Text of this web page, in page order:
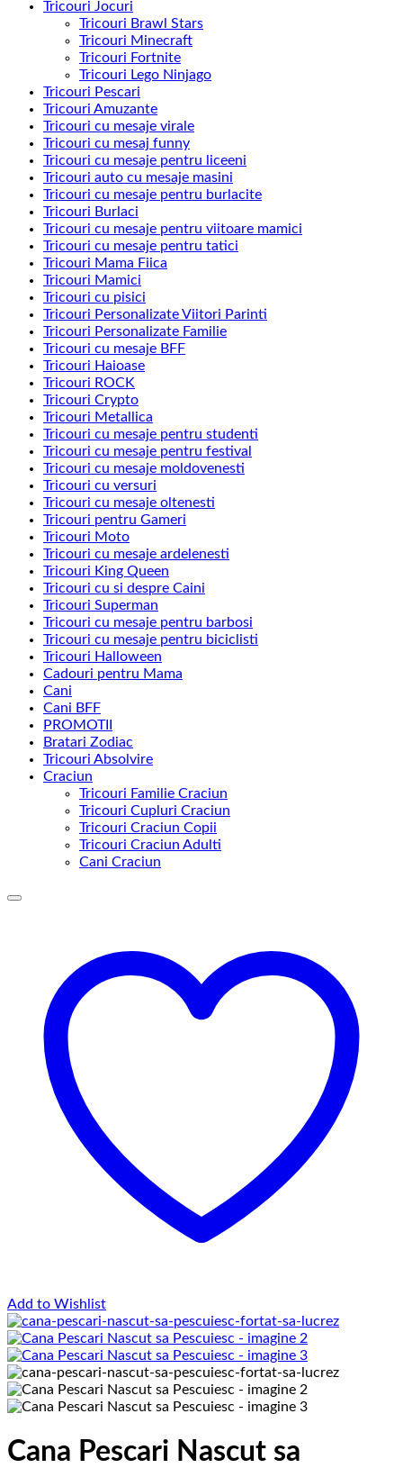
Tricouri Jocuri
Tricouri Brawl Stars
Tricouri Minecraft
Tricouri Fortnite
Tricouri Lego Ninjago
Tricouri Pescari
Tricouri Amuzante
Tricouri cu mesaje virale
Tricouri cu mesaj funny
Tricouri cu mesaje pentru liceeni
Tricouri auto cu mesaje masini
Tricouri cu mesaje pentru burlacite
Tricouri Burlaci
Tricouri cu mesaje pentru viitoare mamici
Tricouri cu mesaje pentru tatici
Tricouri Mama Fiica
Tricouri Mamici
Tricouri cu pisici
Tricouri Personalizate Viitori Parinti
Tricouri Personalizate Familie
Tricouri cu mesaje BFF
Tricouri Haioase
Tricouri ROCK
Tricouri Crypto
Tricouri Metallica
Tricouri cu mesaje pentru studenti
Tricouri cu mesaje pentru festival
Tricouri cu mesaje moldovenesti
Tricouri cu versuri
Tricouri cu mesaje oltenesti
Tricouri pentru Gameri
Tricouri Moto
Tricouri cu mesaje ardelenesti
Tricouri King Queen
Tricouri cu si despre Caini
Tricouri Superman
Tricouri cu mesaje pentru barbosi
Tricouri cu mesaje pentru biciclisti
Tricouri Halloween
Cadouri pentru Mama
Cani
Cani BFF
PROMOTII
Bratari Zodiac
Tricouri Absolvire
Craciun
Tricouri Familie Craciun
Tricouri Cupluri Craciun
Tricouri Craciun Copii
Tricouri Craciun Adulti
Cani Craciun
Add to Wishlist
Cana Pescari Nascut sa